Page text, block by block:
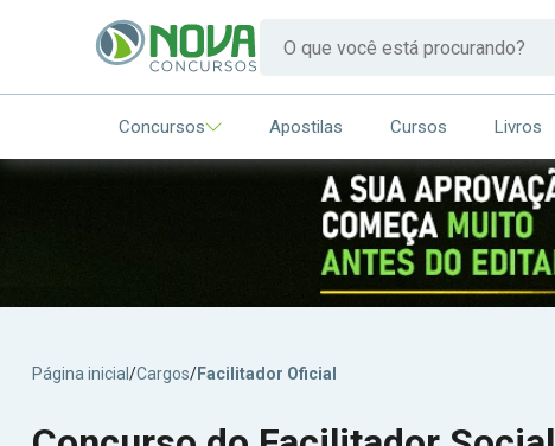
Concursos Apostilas Cursos Livros
Página inicial /Cargos/Facilitador Oficial